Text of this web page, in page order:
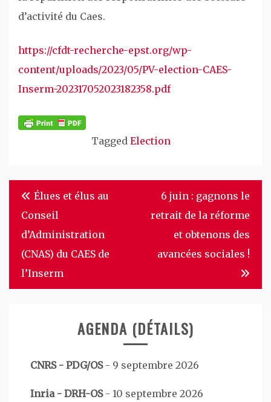
d’activité du Caes.
https://cfdt-recherche-epst.org/wp-
content/uploads/2023/05/PV-election-CAES-
Inserm-202317052023182358.pdf
Tagged Election
Navigation
l’article
Élues et élus au
Conseil
d’Administration
(CNAS) du CAES de
l’Inserm
6 juin : gagnons le
retrait de la réforme
et obtenons des
avancées sociales !
AGENDA (DÉTAILS)
CNRS - PDG/OS- 9 septembre 2026
Inria - DRH-OS- 10 septembre 2026